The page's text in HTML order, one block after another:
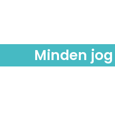
Minden